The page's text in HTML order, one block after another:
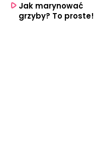
Jak marynować
grzyby? To proste!